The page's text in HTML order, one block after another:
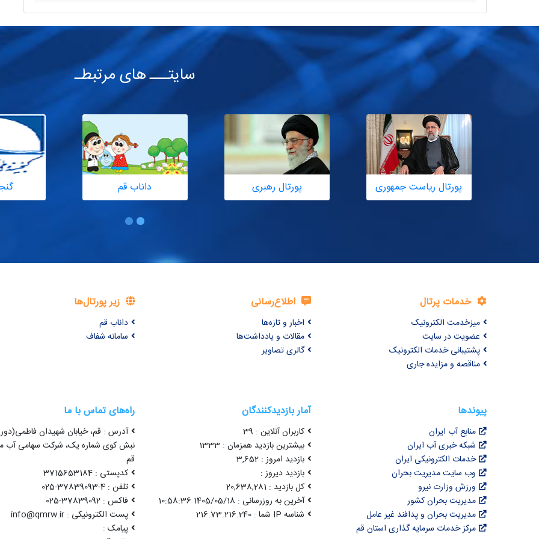
سایتـــ های مرتبطـ
پورتال ریاست جمهوری پورتال رهبری داناب قم
خدمات پرتال
میزخدمت الکترونیک
عضویت در سایت
پشتیبانی خدمات الکترونیک
مناقصه و مزایده جاری
اطلاع‌رسانی
اخبار و تازه‌ها
مقالات و یادداشت‌ها
گالری تصاویر
زیر پورتال‌ها
داناب قم
سامانه شفاف
پیوندها
منابع آب ایران
شبکه خبری آب ایران
خدمات الکترونیکی ایران
وب سایت مدیریت بحران
ورزش وزارت نیرو
مدیریت بحران کشور
مدیریت بحران و پدافند غیر عامل
مرکز خدمات سرمایه گذاری استان قم
آمار بازدیدکنندگان
کاربران آنلاین : 39
بیشترین بازدید همزمان : 1333
بازدید امروز : 3,652
بازدید دیروز :
کل بازدید : 20,638,281
آخرین به روزرسانی : 1405/05/18 10:58:36
شناسه IP شما : 216.73.216.240
راه‌های تماس با ما
آدرس : قم، خیابان شهیدان
نبش کوی شماره یک، شرکت سهامی آب
قم
کدپستی : 3715653184
تلفن : 4-37839093-025
فاکس : 37839092-025
پست الکترونیکی : info@qmrw.ir
پیامک :